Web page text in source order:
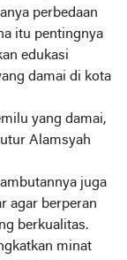
perbedaan
itu pentingnya
edukasi
damai di kota
yang damai,
Alamsyah
juga
agar berperan
berkualitas.
minat